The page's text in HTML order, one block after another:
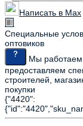
Написать в Max
Специальные
оптовиков
Мы работаем
предоставляем
строителей,
покупки
{"4420":